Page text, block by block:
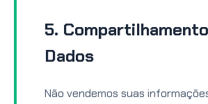
5.
Dados
Não vendemos suas